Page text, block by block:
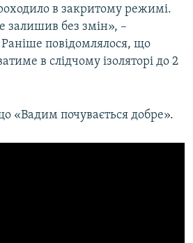
в закритому режимі.
залишив без змін», –
повідомлялося, що
в слідчому ізоляторі до 2
«Вадим почувається добре».